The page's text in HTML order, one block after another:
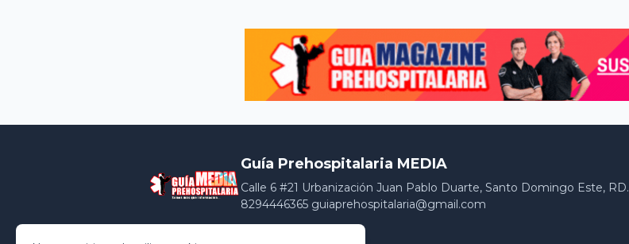
Guía Prehospitalaria MEDIA
Calle 6 #21 Urbanización Juan Pablo Duarte, Santo Domingo Este, RD.
8294446365 guiaprehospitalaria@gmail.com